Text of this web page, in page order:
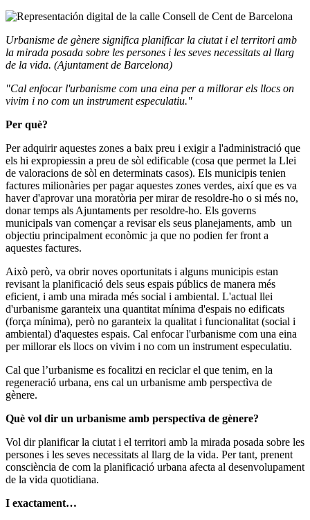
Urbanisme de gènere significa planificar la ciutat i el territori amb
la mirada posada sobre les persones i les seves necessitats al llarg
de la vida. (Ajuntament de Barcelona)
"Cal enfocar l'urbanisme com una eina per a millorar els llocs on
vivim i no com un instrument especulatiu."
Per què?
Per adquirir aquestes zones a baix preu i exigir a l'administració que
els hi expropiessin a preu de sòl edificable (cosa que permet la Llei
de valoracions de sòl en determinats casos). Els municipis tenien
factures milionàries per pagar aquestes zones verdes, així que es va
haver d'aprovar una moratòria per mirar de resoldre-ho o si més no,
donar temps als Ajuntaments per resoldre-ho. Els governs
municipals van començar a revisar els seus planejaments, amb un
objectiu principalment econòmic ja que no podien fer front a
aquestes factures.
Això però, va obrir noves oportunitats i alguns municipis estan
revisant la planificació dels seus espais públics de manera més
eficient, i amb una mirada més social i ambiental. L'actual llei
d'urbanisme garanteix una quantitat mínima d'espais no edificats
(força mínima), però no garanteix la qualitat i funcionalitat (social i
ambiental) d'aquestes espais. Cal enfocar l'urbanisme com una eina
per millorar els llocs on vivim i no com un instrument especulatiu.
Cal que l’urbanisme es focalitzi en reciclar el que tenim, en la
regeneració urbana, ens cal un urbanisme amb perspectìva de
gènere.
Què vol dir un urbanisme amb perspectiva de gènere?
Vol dir planificar la ciutat i el territori amb la mirada posada sobre les
persones i les seves necessitats al llarg de la vida. Per tant, prenent
consciència de com la planificació urbana afecta al desenvolupament
de la vida quotidiana.
I exactament…